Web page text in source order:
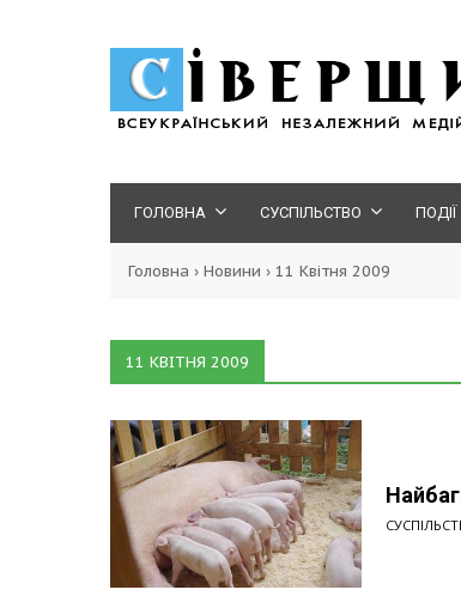
ГОЛОВНА СУСПІЛЬСТВО ПОДІЇ
Головна › Новини › 11 Квітня 2009
11 КВІТНЯ 2009